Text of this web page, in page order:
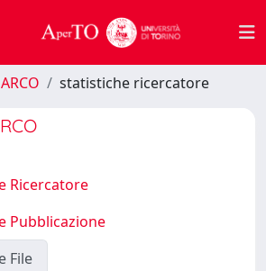
statistiche ricercatore
Ricercatore
Pubblicazione
File